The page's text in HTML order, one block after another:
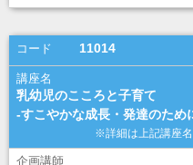
11014
乳幼児のこころと子育て
-すこやかな成長・発達のため